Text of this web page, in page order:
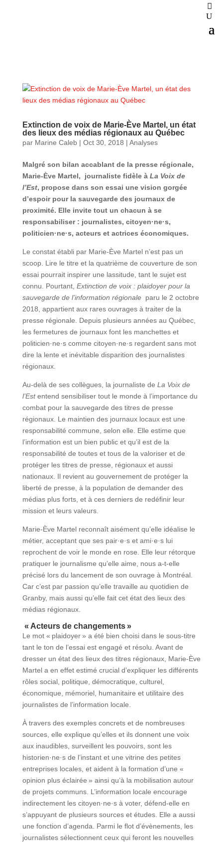
Extinction de voix de Marie-Ève Martel, un état
des lieux des médias régionaux au Québec
par Marine Caleb| Oct 30, 2018 | Analyses
Malgré son bilan accablant de la presse régionale,
Marie-Ève Martel, journaliste fidèle à La Voix de
l’Est, propose dans son essai une vision gorgée
d’espoir pour la sauvegarde des journaux de
proximité. Elle invite tout un chacun à se
responsabiliser : journalistes, citoyen·ne·s,
politicien·ne·s, acteurs et actrices économiques.
Le constat établi par Marie-Ève Martel n’est pas un
scoop. Lire le titre et la quatrième de couverture de son
essai pourrait inspirer une lassitude, tant le sujet est
connu. Pourtant, Extinction de voix : plaidoyer pour la
sauvegarde de l’information régionale paru le 2 octobre
2018, appartient aux rares ouvrages à traiter de la
presse régionale. Depuis plusieurs années au Québec,
les fermetures de journaux font les manchettes et
politicien·ne·s comme citoyen·ne·s regardent sans mot
dire la lente et inévitable disparition des journalistes
régionaux.
Au-delà de ses collègues, la journaliste de La Voix de
l’Estentend sensibiliser tout le monde à l’importance du
combat pour la sauvegarde des titres de presse
régionaux. Le maintien des journaux locaux est une
responsabilité commune, selon elle. Elle estime que
l’information est un bien public et qu’il est de la
responsabilité de toutes et tous de la valoriser et de
protéger les titres de presse, régionaux et aussi
nationaux. Il revient au gouvernement de protéger la
liberté de presse, à la population de demander des
médias plus forts, et à ces derniers de redéfinir leur
mission et leurs valeurs.
Marie-Ève Martel reconnaît aisément qu’elle idéalise le
métier, acceptant que ses pair·e·s et ami·e·s lui
reprochent de voir le monde en rose. Elle leur rétorque
pratiquer le journalisme qu’elle aime, nous a-t-elle
précisé lors du lancement de son ouvrage à Montréal.
Car c’est par passion qu’elle travaille au quotidien de
Granby, mais aussi qu’elle fait cet état des lieux des
médias régionaux.
« Acteurs de changements »
Le mot « plaidoyer » a été bien choisi dans le sous-titre
tant le ton de l’essai est engagé et résolu. Avant de
dresser un état des lieux des titres régionaux, Marie-Ève
Martel a en effet estimé crucial d’expliquer les différents
rôles social, politique, démocratique, culturel,
économique, mémoriel, humanitaire et utilitaire des
journalistes de l’information locale.
À travers des exemples concrets et de nombreuses
sources, elle explique qu’elles et ils donnent une voix
aux inaudibles, surveillent les pouvoirs, sont les
historien·ne·s de l’instant et une vitrine des petites
entreprises locales, et aident à la formation d’une «
opinion plus éclairée » ainsi qu’à la mobilisation autour
de projets communs. L’information locale encourage
indirectement les citoyen·ne·s à voter, défend-elle en
s’appuyant de plusieurs sources et études. Elle a aussi
une fonction d’agenda. Parmi le flot d’évènements, les
journalistes sélectionnent ceux qui feront les nouvelles